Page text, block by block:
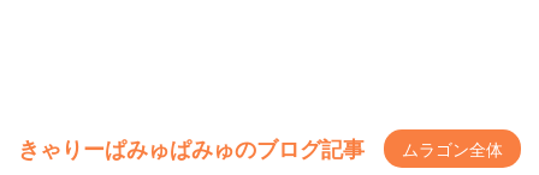
きゃりーぱみゅぱみゅのブログ記事 ムラゴン全体